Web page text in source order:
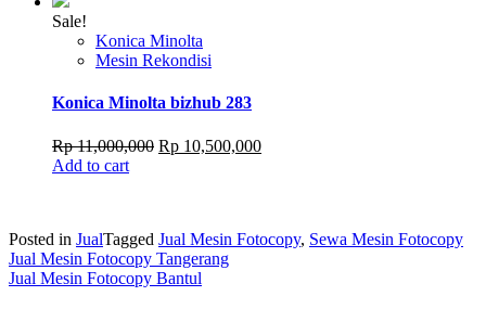
Sale!
Konica Minolta
Mesin Rekondisi
Konica Minolta bizhub 283
Rp11,000,000 Original
Rp 10,500,000Current
Add to cart
Posted in JualTagged Jual Mesin Fotocopy, Sewa Mesin Fotocopy
Post
navigation
Jual Mesin Fotocopy Tangerang
Jual Mesin Fotocopy Bantul